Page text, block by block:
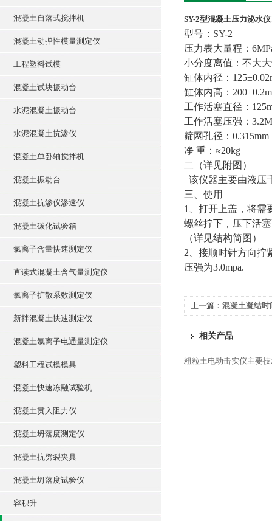
混凝土自落式搅拌机
混凝土动弹性模量测定仪
工程塑料试模
混凝土试块振动台
水泥混凝土振动台
水泥混凝土抗渗仪
混凝土单卧轴搅拌机
混凝土振动台
混凝土抗渗仪渗透仪
混凝土碳化试验箱
氯离子含量快速测定仪
直读式混凝土含气量测定仪
氯离子扩散系数测定仪
新拌混凝土快速测定仪
混凝土氯离子电通量测定仪
塑料工程试模模具
混凝土快速冻融试验机
混凝土贯入阻力仪
混凝土坍落度测定仪
混凝土抗劈裂夹具
混凝土坍落度试验仪
容积升
SY-2型混凝土压力泌水仪
型号：SY-2
压力表大量程：
小分度离值：不大大
缸体内径：
缸体内高：
工作活塞直径：
工作活塞压强：
筛网孔径：0.315mm
净 重：≈20kg
二（详见附图）
该仪器主要由液压
三、使用
1、打开上盖，将需
螺丝拧下，压下活
（详见结构简图）
2、接顺时针方向拧
压强为3.0mpa.
上一篇： 混凝土凝结时
相关产品
粗粒土电动击实仪主要